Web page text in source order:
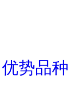
优势品种